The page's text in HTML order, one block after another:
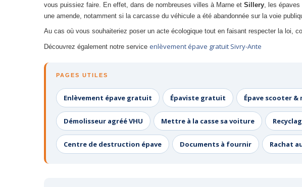
vous puissiez faire. En effet, dans de nombreuses villes à Marne et Sillery, les épaves
une amende, notamment si la carcasse du véhicule a été abandonnée sur la voie
Au cas où vous souhaiteriez poser un acte écologique tout en faisant respecter la loi,
Découvrez également notre service enlèvement épave gratuit Sivry-Ante
PAGES UTILES
Enlèvement épave gratuit Épaviste gratuit Épave scooter &
Démolisseur agréé VHU Mettre à la casse sa voiture
Centre de destruction épave Documents à fournir Rachat